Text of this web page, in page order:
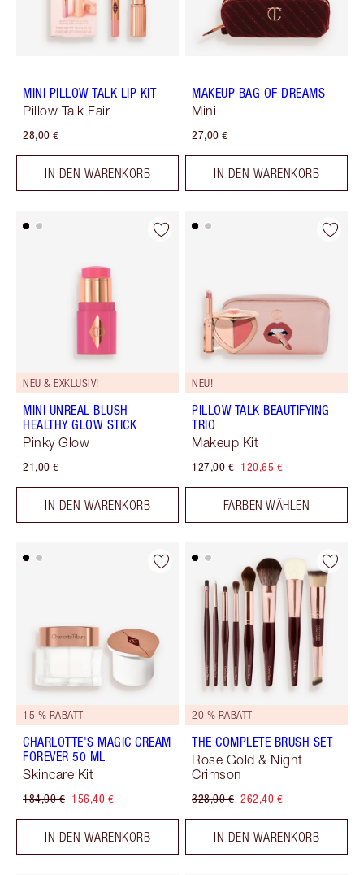
MINI PILLOW TALK LIP KIT
Pillow Talk Fair
28,00 €
IN DEN WARENKORB
MAKEUP BAG OF DREAMS
Mini
27,00 €
IN DEN WARENKORB
NEU & EXKLUSIV!
MINI UNREAL BLUSH
HEALTHY GLOW STICK
Pinky Glow
21,00 €
IN DEN WARENKORB
NEU!
PILLOW TALK BEAUTIFYING
TRIO
Makeup Kit
127,00 € 120,65 €
FARBEN WÄHLEN
15 % RABATT
CHARLOTTE'S MAGIC CREAM
FOREVER 50 ML
Skincare Kit
184,00 € 156,40 €
IN DEN WARENKORB
20 % RABATT
THE COMPLETE BRUSH SET
Rose Gold & Night
Crimson
328,00 € 262,40 €
IN DEN WARENKORB